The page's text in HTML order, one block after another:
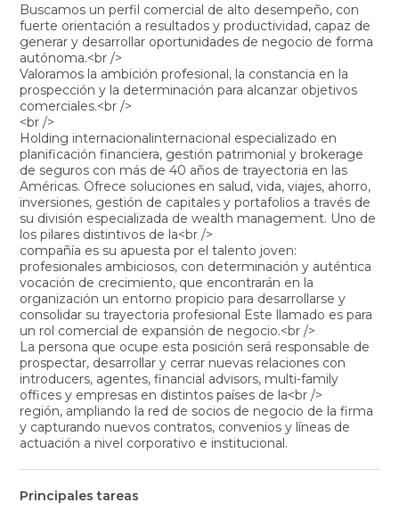
Buscamos un perfil comercial de alto desempeño, con
fuerte orientación a resultados y productividad, capaz de
generar y desarrollar oportunidades de negocio de forma
autónoma.<br />
Valoramos la ambición profesional, la constancia en la
prospección y la determinación para alcanzar objetivos
comerciales.<br />
<br />
Holding internacionalinternacional especializado en
planificación financiera, gestión patrimonial y brokerage
de seguros con más de 40 años de trayectoria en las
Américas. Ofrece soluciones en salud, vida, viajes, ahorro,
inversiones, gestión de capitales y portafolios a través de
su división especializada de wealth management. Uno de
los pilares distintivos de la<br />
compañía es su apuesta por el talento joven:
profesionales ambiciosos, con determinación y auténtica
vocación de crecimiento, que encontrarán en la
organización un entorno propicio para desarrollarse y
consolidar su trayectoria profesional Este llamado es para
un rol comercial de expansión de negocio.<br />
La persona que ocupe esta posición será responsable de
prospectar, desarrollar y cerrar nuevas relaciones con
introducers, agentes, financial advisors, multi-family
offices y empresas en distintos países de la<br />
región, ampliando la red de socios de negocio de la firma
y capturando nuevos contratos, convenios y líneas de
actuación a nivel corporativo e institucional.
Principales tareas